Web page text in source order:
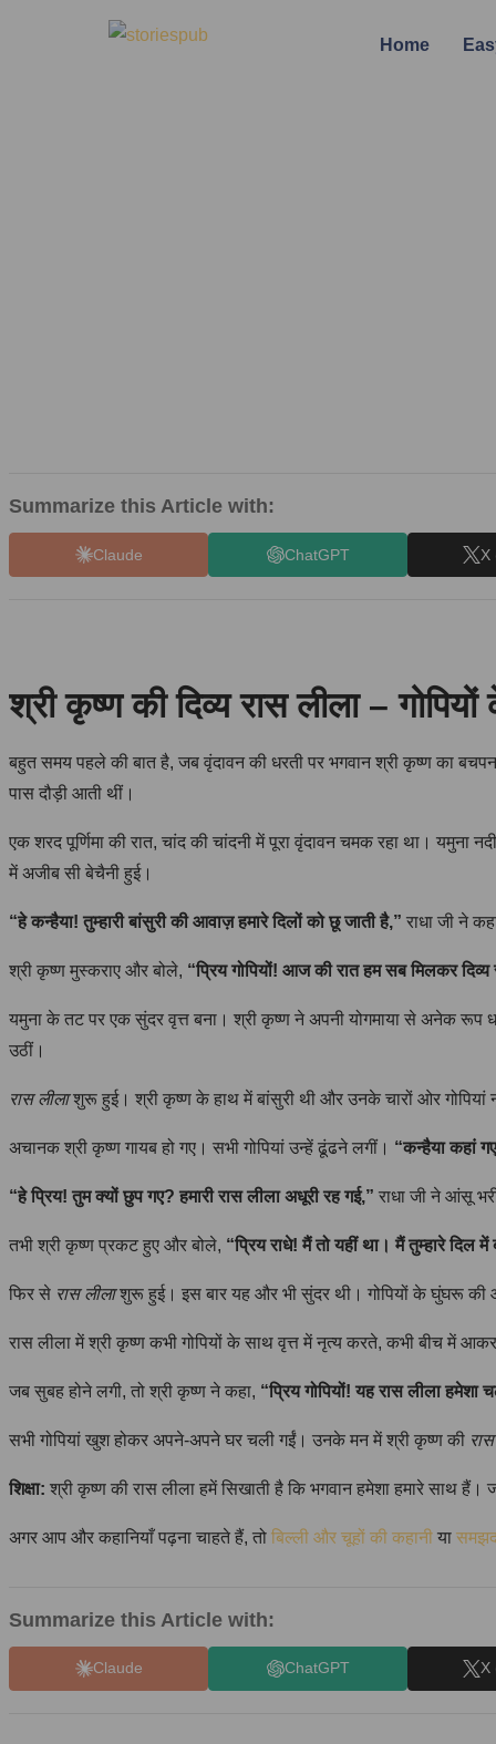
Home
Summarize this Article with:
Claude ChatGPT X
श्री कृष्ण की दिव्य रास लीला –
बहुत समय पहले की बात है, जब वृंदावन की धरती पर भगवान श्री कृष्ण का
पास दौड़ी आती थीं।
एक शरद पूर्णिमा की रात, चांद की चांदनी में पूरा वृंदावन चमक रहा था।
में अजीब सी बेचैनी हुई।
“हे कन्हैया! तुम्हारी बांसुरी की आवाज़ हमारे दिलों को छू जाती है,” राधा जी ने
श्री कृष्ण मुस्कराए और बोले, “प्रिय गोपियों! आज की रात हम सब मिलकर
यमुना के तट पर एक सुंदर वृत्त बना। श्री कृष्ण ने अपनी योगमाया से अनेक रूप
उठीं।
रास लीलाशुरू हुई। श्री कृष्ण के हाथ में बांसुरी थी और उनके चारों ओर गोपियां
अचानक श्री कृष्ण गायब हो गए। सभी गोपियां उन्हें ढूंढने लगीं। “कन्हैया कहां
“हे प्रिय! तुम क्यों छुप गए? हमारी रास लीला अधूरी रह गई,” राधा जी ने आंसू
तभी श्री कृष्ण प्रकट हुए और बोले, “प्रिय राधे! मैं तो यहीं था। मैं तुम्हारे
फिर से रास लीलाशुरू हुई। इस बार यह और भी सुंदर थी। गोपियों के घुंघरू की
रास लीला में श्री कृष्ण कभी गोपियों के साथ वृत्त में नृत्य करते, कभी बीच में
जब सुबह होने लगी, तो श्री कृष्ण ने कहा, “प्रिय गोपियों! यह रास लीला
सभी गोपियां खुश होकर अपने-अपने घर चली गईं। उनके मन में श्री कृष्ण की
शिक्षा: श्री कृष्ण की रास लीला हमें सिखाती है कि भगवान हमेशा हमारे साथ
अगर आप और कहानियाँ पढ़ना चाहते हैं, तो बिल्ली और चूहों की कहानी या
Summarize this Article with:
Claude ChatGPT X